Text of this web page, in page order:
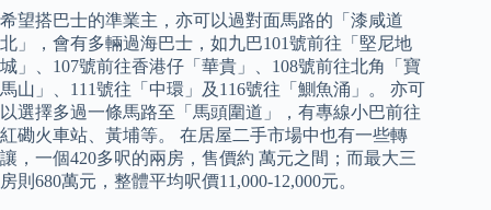
希望搭巴士的準業主，亦可以過對面馬路的「漆咸道
北」，會有多輛過海巴士，如九巴101號前往「堅尼地
城」、107號前往香港仔「華貴」、108號前往北角「寶
馬山」、111號往「中環」及116號往「鰂魚涌」。 亦可
以選擇多過一條馬路至「馬頭圍道」，有專線小巴前往
紅磡火車站、黃埔等。 在居屋二手市場中也有一些轉
讓，一個420多呎的兩房，售價約 萬元之間；而最大三
房則680萬元，整體平均呎價11,000-12,000元。